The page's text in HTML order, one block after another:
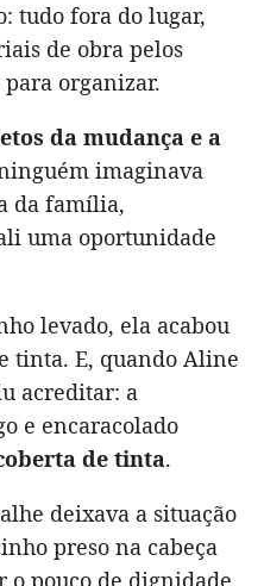
tudo fora do lugar,
de obra pelos
organizar.
da mudança e a
imaginava
da família,
uma oportunidade
levado, ela acabou
tinta. E, quando Aline
acreditar: a
e encaracolado
de tinta.
deixava a situação
preso na cabeça
o pouco de dignidade